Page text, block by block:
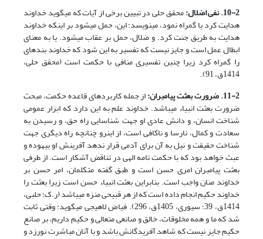
10-2. نفی اضلال:
محقق حلی در تبیین برخی از آیات که می­گوید خداوند
هدایت کرد یا گمراه نمود، می­نویسد: این، حمل می­شود بر اینکه خداوند
هدایت به طریق جنت کرد. و ضلال، حمل بر عقاب می­شود. یا به معنای
ابطال عمل است و جایز نیست که تفسیر به این شود که خداوند بنده­ای
را گمراه کرد زیرا چنین تفسیری منافی با حکمت است (محقق حلی،
1414ق، 91).
11-2. ضرورت بعثت پیامبران:
از جمله کاربردهای قاعده حکمت، مبحث
ضرورت بعثت انبیاء می­باشد. خداوند علم به این دارد که ابزار عمومی
شناخت انسان، و دانش عادی او جهت شناسایی راه حق، و رسیدن به
سعادت و کمال، نارسا و ناکافی است، از این­رو چنانچه راه دیگری جهت
شناخت حقیقت و نیل به آن برای آدمی قرار ندهد آفرینش او بیهوده و
عبث خواهد بود که با حکمت تامه الهی در تناقض آشکار است. از طرفی
بعثت پیامبران امری حسن است و طبق گفته متکلمان، امر حسن بر
خداوند منان واجب است. بنابراین بعثت انبیاء حسن است زیرا بعثت را
خداوند حکیم انجام داده است که از هر قبیحی منزه می­باشد (ر.ک: حلبی،
1414ق، 39؛ سیوری، 1405ق، 296). فیاض لاهیجی می­گوید: وقتی ثابت
شد که ما و همه مخلوقات، خالق و صانعی متعالی و حکیم داریم، بر صانع
حکیم جایز نیست که شاهد آفریدگانش باشد و با آنان مباشرت نورزد و